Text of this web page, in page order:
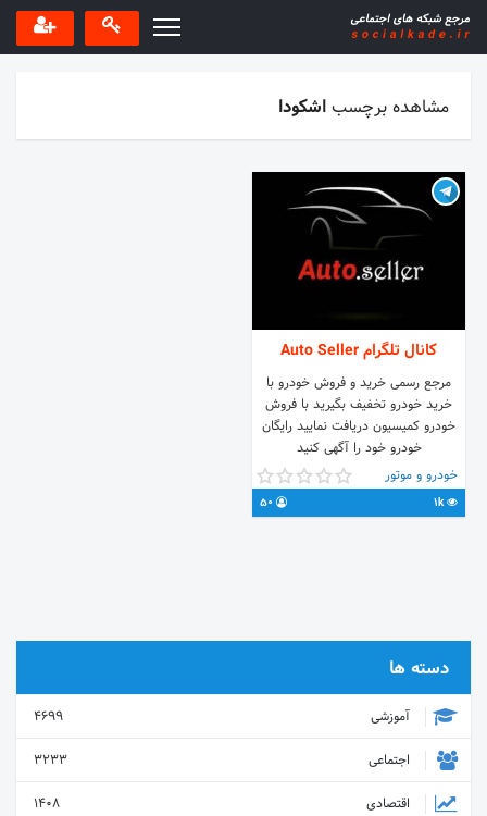
مشاهده برچسباشکودا
کانال تلگرام Auto Seller
مرجع رسمی خرید و فروش خودرو با
خرید خودرو تخفیف بگیرید با فروش
خودرو کمیسیون دریافت نمایید رایگان
خودرو خود را آگهی کنید
خودرو و موتور
1k
دسته ها
آموزشی
4699
اجتماعی
3233
اقتصادی
1408